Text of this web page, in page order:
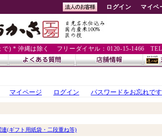
ログイン マイペ
) * 沖縄は除く フリーダイヤル：0120-15-1466
マイページ
ログイン パスワードをお忘れです
連(ギフト用紙袋・二段重ね等)